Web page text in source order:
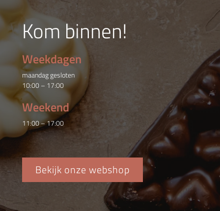
Kom binnen!
Weekdagen
maandag gesloten
10:00 – 17:00
Weekend
11:00 – 17:00
Bekijk onze webshop